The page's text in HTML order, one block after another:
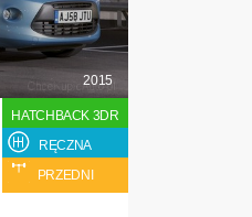
2015
HATCHBACK 3DR
RĘCZNA
PRZEDNI